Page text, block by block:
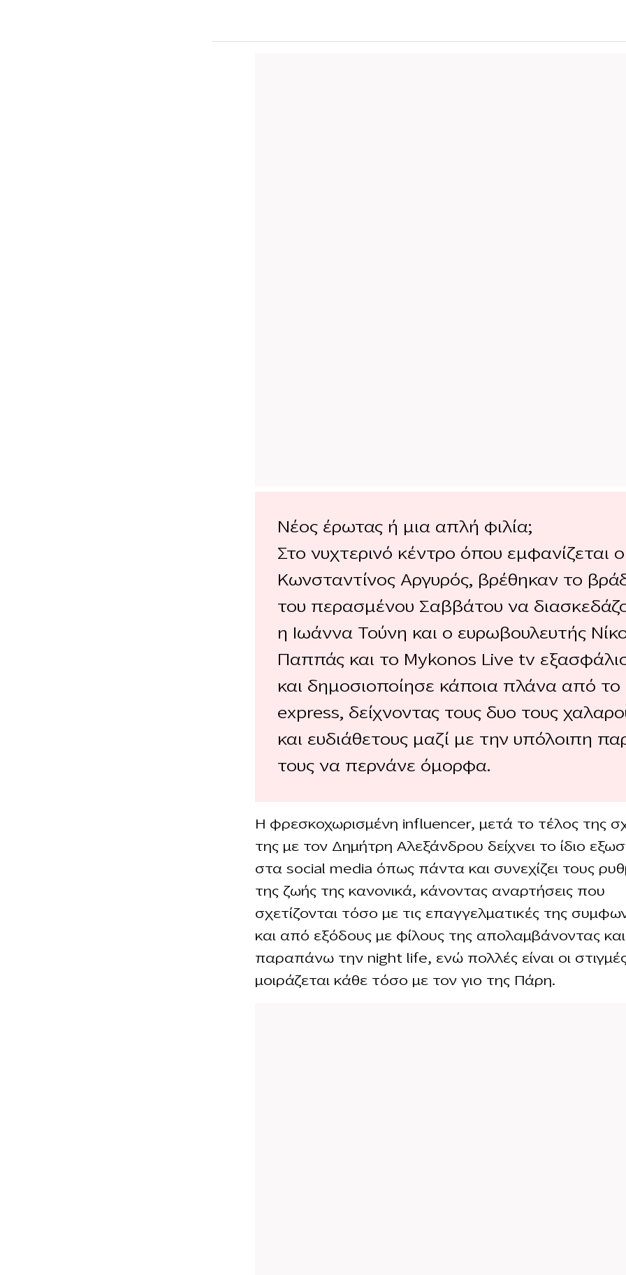
Νέος έρωτας ή μια απλή φιλία;
Στο νυχτερινό κέντρο όπου εμφανίζεται ο
Κωνσταντίνος Αργυρός, βρέθηκαν το
του περασμένου Σαββάτου να
η Ιωάννα Τούνη και ο ευρωβουλευτής
Παππάς και το Mykonos Live tv
και δημοσιοποίησε κάποια πλάνα από το
express, δείχνοντας τους δυο τους
και ευδιάθετους μαζί με την υπόλοιπη
τους να περνάνε όμορφα.
Η φρεσκοχωρισμένη influencer, μετά το τέλος της
της με τον Δημήτρη Αλεξάνδρου δείχνει το ίδιο
στα social media όπως πάντα και συνεχίζει τους
της ζωής της κανονικά, κάνοντας αναρτήσεις που
σχετίζονται τόσο με τις επαγγελματικές της
και από εξόδους με φίλους της απολαμβάνοντας
παραπάνω την night life, ενώ πολλές είναι οι
μοιράζεται κάθε τόσο με τον γιο της Πάρη.